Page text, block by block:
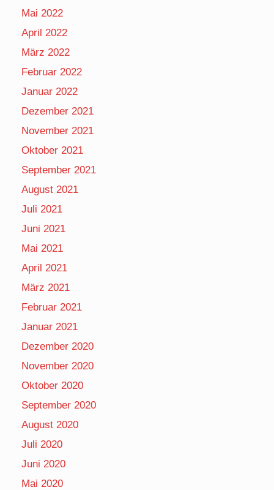
Mai 2022
April 2022
März 2022
Februar 2022
Januar 2022
Dezember 2021
November 2021
Oktober 2021
September 2021
August 2021
Juli 2021
Juni 2021
Mai 2021
April 2021
März 2021
Februar 2021
Januar 2021
Dezember 2020
November 2020
Oktober 2020
September 2020
August 2020
Juli 2020
Juni 2020
Mai 2020